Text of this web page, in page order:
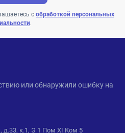
с обработкой персональных
.
или обнаружили ошибку на
д.33, к.1, Э 1 Пом XI Ком 5